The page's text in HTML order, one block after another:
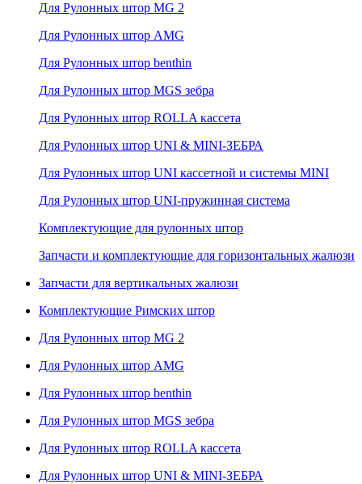
Для Рулонных штор MG 2
Для Рулонных штор AMG
Для Рулонных штор benthin
Для Рулонных штор MGS зебра
Для Рулонных штор ROLLA кассета
Для Рулонных штор UNI & MINI-ЗЕБРА
Для Рулонных штор UNI кассетной и системы MINI
Для Рулонных штор UNI-пружинная система
Комплектующие для рулонных штор
Запчасти и комплектующие для горизонтальных жалюзи
Запчасти для вертикальных жалюзи
Комплектующие Римских штор
Для Рулонных штор MG 2
Для Рулонных штор AMG
Для Рулонных штор benthin
Для Рулонных штор MGS зебра
Для Рулонных штор ROLLA кассета
Для Рулонных штор UNI & MINI-ЗЕБРА